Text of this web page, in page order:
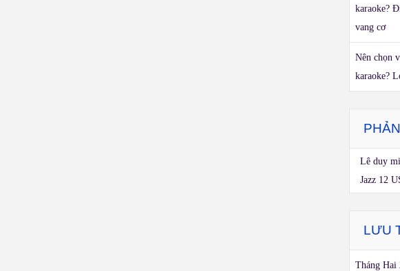
karaoke?
vang cơ
Nên chọn
karaoke?
Lê duy
Jazz 12
LƯU
Tháng Hai